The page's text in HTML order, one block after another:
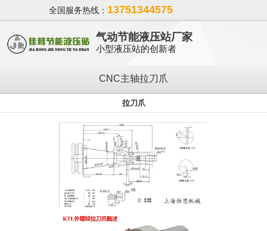
全国服务热线： 13751344575
气动节能液压站厂家
小型液压站的创新者
CNC主轴拉刀爪
拉刀爪